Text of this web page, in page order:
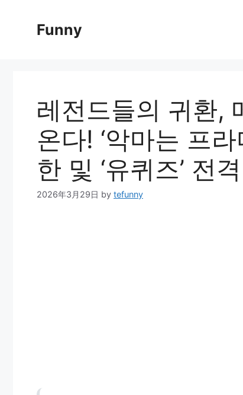
Funny
레전드들의 귀환,
온다! ‘악마는 프
한 및 ‘유퀴즈’ 전
2026年3月29日 by tefunny